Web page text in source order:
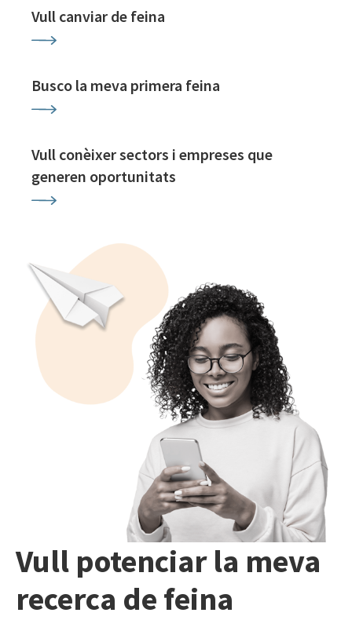
Vull canviar de feina
Busco la meva primera feina
Vull conèixer sectors i empreses que
generen oportunitats
Vull potenciar la meva
recerca de feina